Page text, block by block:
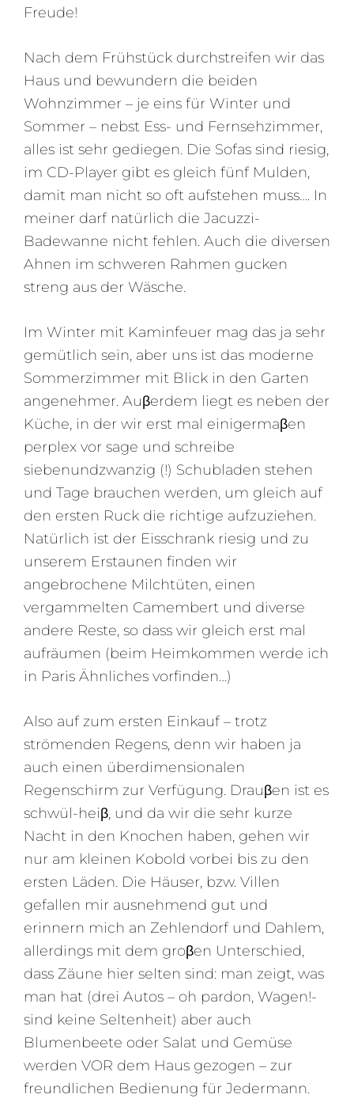
Freude!
Nach dem Frühstück durchstreifen wir das
Haus und bewundern die beiden
Wohnzimmer – je eins für Winter und
Sommer – nebst Ess- und Fernsehzimmer,
alles ist sehr gediegen. Die Sofas sind riesig,
im CD-Player gibt es gleich fünf Mulden,
damit man nicht so oft aufstehen muss…. In
meiner darf natürlich die Jacuzzi-
Badewanne nicht fehlen. Auch die diversen
Ahnen im schweren Rahmen gucken
streng aus der Wäsche.
Im Winter mit Kaminfeuer mag das ja sehr
gemütlich sein, aber uns ist das moderne
Sommerzimmer mit Blick in den Garten
angenehmer. Auβerdem liegt es neben der
Küche, in der wir erst mal einigermaβen
perplex vor sage und schreibe
siebenundzwanzig (!) Schubladen stehen
und Tage brauchen werden, um gleich auf
den ersten Ruck die richtige aufzuziehen.
Natürlich ist der Eisschrank riesig und zu
unserem Erstaunen finden wir
angebrochene Milchtüten, einen
vergammelten Camembert und diverse
andere Reste, so dass wir gleich erst mal
aufräumen (beim Heimkommen werde ich
in Paris Ähnliches vorfinden…)
Also auf zum ersten Einkauf – trotz
strömenden Regens, denn wir haben ja
auch einen überdimensionalen
Regenschirm zur Verfügung. Drauβen ist es
schwül-heiβ, und da wir die sehr kurze
Nacht in den Knochen haben, gehen wir
nur am kleinen Kobold vorbei bis zu den
ersten Läden. Die Häuser, bzw. Villen
gefallen mir ausnehmend gut und
erinnern mich an Zehlendorf und Dahlem,
allerdings mit dem groβen Unterschied,
dass Zäune hier selten sind: man zeigt, was
man hat (drei Autos – oh pardon, Wagen!-
sind keine Seltenheit) aber auch
Blumenbeete oder Salat und Gemüse
werden VOR dem Haus gezogen – zur
freundlichen Bedienung für Jedermann.